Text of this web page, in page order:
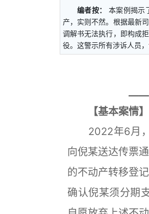
编者按：
本案例揭示
产，实则不然。根据最新
调解书无法执行，即构成
役。这警示所有涉诉人员
——
【基本案情】
2022年6月，
向倪某送达传票
的不动产转移登
确认倪某须分期